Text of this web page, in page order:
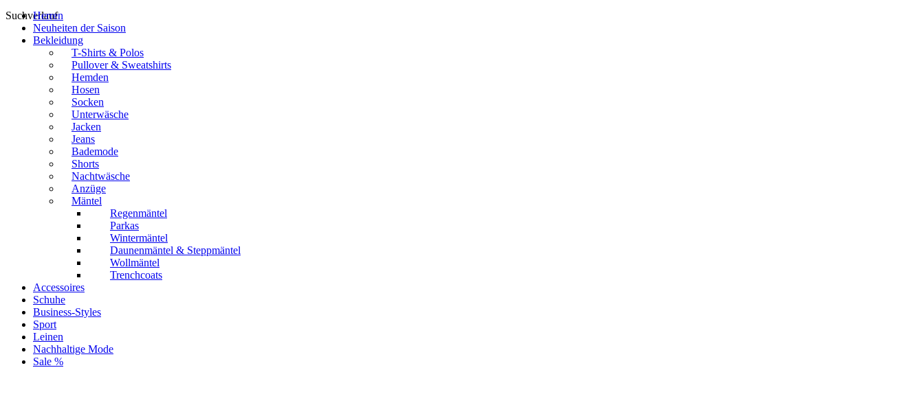
Suchverlauf
Herren
Neuheiten der Saison
Bekleidung
T-Shirts & Polos
Pullover & Sweatshirts
Hemden
Hosen
Socken
Unterwäsche
Jacken
Jeans
Bademode
Shorts
Nachtwäsche
Anzüge
Mäntel
Regenmäntel
Parkas
Wintermäntel
Daunenmäntel & Steppmäntel
Wollmäntel
Trenchcoats
Accessoires
Schuhe
Business-Styles
Sport
Leinen
Nachhaltige Mode
Sale %